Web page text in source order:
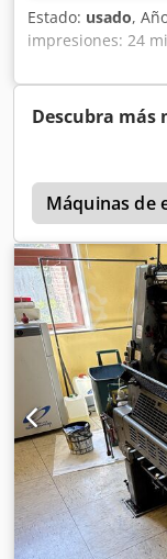
Estado: usado,
impresiones: 24
máxima de
máximo de hoja:
Crestline
Descubra más
Máquinas de